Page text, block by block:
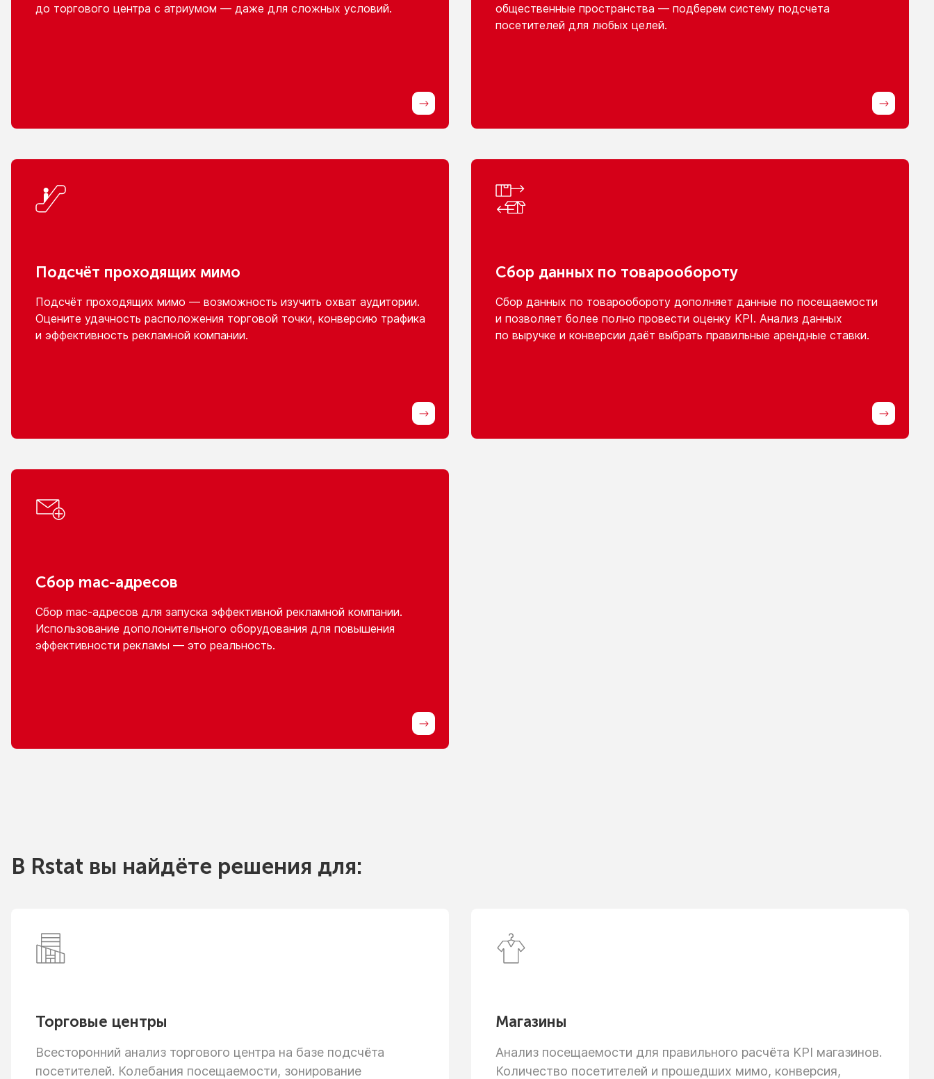
до торгового центра с атриумом — даже для сложных условий.
общественные пространства — подберем систему подсчета
посетителей для любых целей.
Подсчёт проходящих мимо
Подсчёт проходящих мимо — возможность изучить охват аудитории.
Оцените удачность расположения торговой точки, конверсию трафика
и эффективность рекламной компании.
Сбор данных по товарообороту
Сбор данных по товарооборотудополняет данные по посещаемости
и позволяет более полно провести оценку KPI. Анализ данных
по выручке и конверсии даёт выбрать правильные арендные ставки.
Сбор mac-адресов
Сбор mac-адресов для запуска эффективной рекламной компании.
Использование дополонительного оборудования для повышения
эффективности рекламы — это реальность.
В Rstat вы найдёте решения для:
Торговые центры
Всесторонний анализ торгового центра на базе подсчёта
посетителей. Колебания посещаемости, зонирование
Магазины
Анализ посещаемости для правильного расчёта KPI магазинов.
Количество посетителей и прошедших мимо, конверсия,